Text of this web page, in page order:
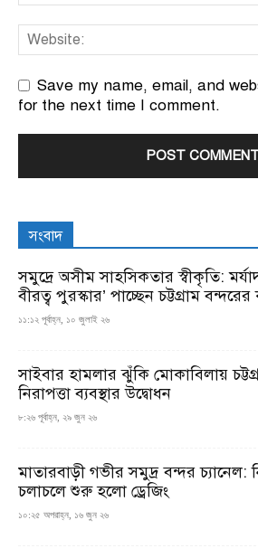
Save my name, email, and
for the next time I comment.
সংবাদ
সমুদ্রে অসীম সাহসিকতার স্বীকৃতি:
বীরত্ব পুরস্কার’ পাচ্ছেন চট্টগ্রাম
১১:১২ পূর্বাহ্ন, ১০ জুলাই ২৬
সাইবার হামলার ঝুঁকি মোকাবিলায়
নিরাপত্তা ব্যবস্থার উদ্বোধন
৮:২৬ পূর্বাহ্ন, ২৯ জুন ২৬
মাতারবাড়ী গভীর সমুদ্র বন্দর চ্যানেল:
চলাচলে শুরু হলো ড্রেজিং
১০:২৫ অপরাহ্ন, ১৬ জুন ২৬